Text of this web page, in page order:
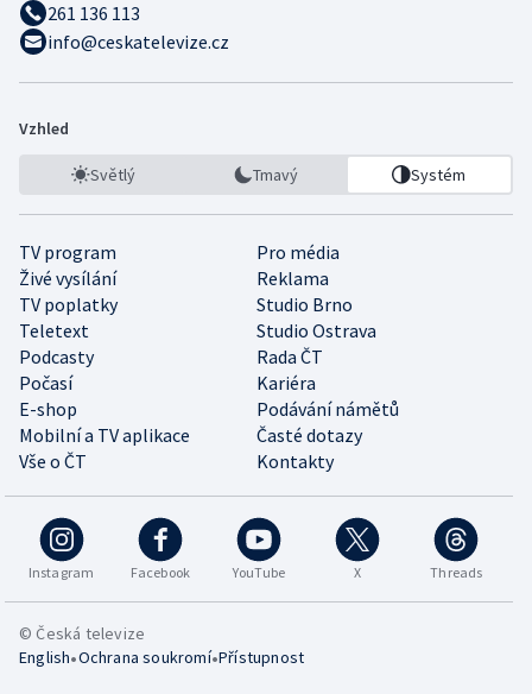
261 136 113
info@ceskatelevize.cz
Vzhled
Světlý Tmavý Systém
TV program
Pro média
Živé vysílání
Reklama
TV poplatky
Studio Brno
Teletext
Studio Ostrava
Podcasty
Rada ČT
Počasí
Kariéra
E-shop
Podávání námětů
Mobilní a TV aplikace
Časté dotazy
Vše o ČT
Kontakty
Instagram Facebook YouTube X Threads
© Česká televize
English•Ochrana soukromí•Přístupnost